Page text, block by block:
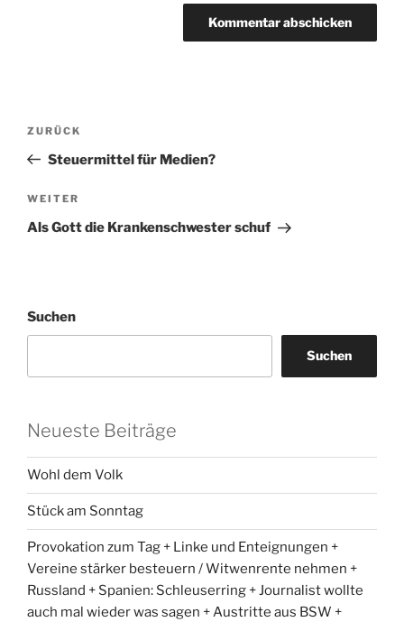
Beitragsnavigation
Vorheriger
Beitrag
ZURÜCK
Steuermittel für Medien?
Nächster
Beitrag
WEITER
Als Gott die Krankenschwester schuf
Suchen
Suchen
Neueste Beiträge
Wohl dem Volk
Stück am Sonntag
Provokation zum Tag + Linke und Enteignungen +
Vereine stärker besteuern / Witwenrente nehmen +
Russland + Spanien: Schleuserring + Journalist wollte
auch mal wieder was sagen + Austritte aus BSW +